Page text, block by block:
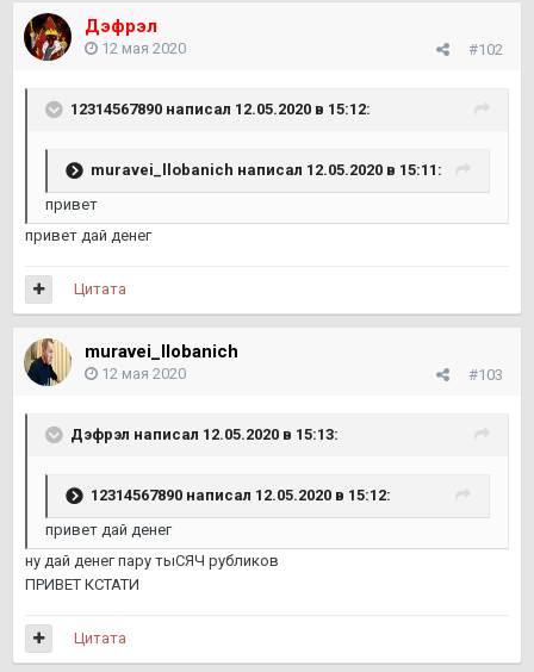
Дэфрэл
#102
12 мая 2020
12314567890 написал 12.05.2020 в 15:12:
muravei_llobanich написал 12.05.2020 в 15:11:
привет
привет дай денег
Цитата
muravei_llobanich
#103
12 мая 2020
Дэфрэл написал 12.05.2020 в 15:13:
12314567890 написал 12.05.2020 в 15:12:
привет дай денег
ну дай денег пару тыСЯЧ рубликов
ПРИВЕТ КСТАТИ
Цитата